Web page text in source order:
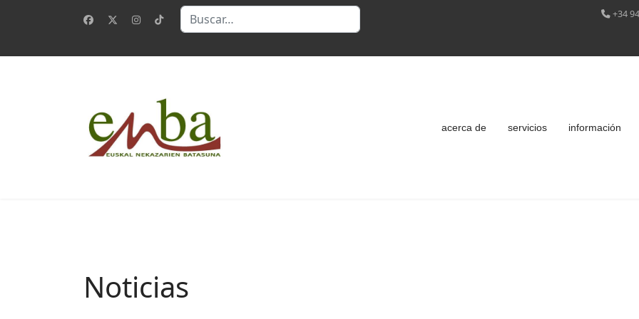
Buscar +34
acerca de servicios información
Noticias